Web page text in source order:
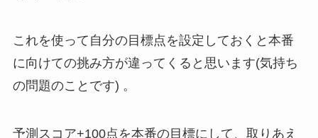
これを使って自分の目標点を設定しておくと本番
に向けての挑み方が違ってくると思います(気持ち
の問題のことです) 。
予測スコア+100点を本番の目標にして、取りあえ